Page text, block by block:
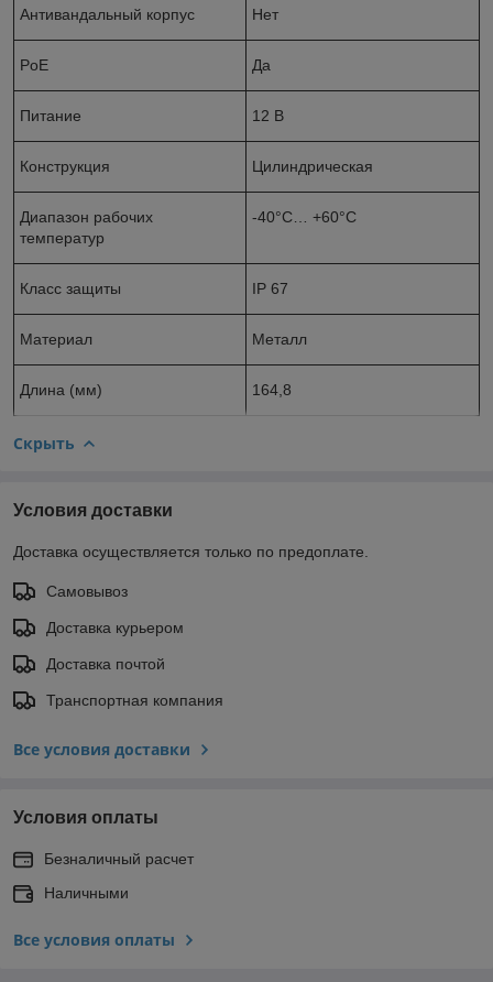
Антивандальный корпус Нет
PoE Да
Питание 12 B
Конструкция Цилиндрическая
Диапазон рабочих
температур
-40°С… +60°С
Класс защиты IP 67
Материал Металл
Длина (мм) 164,8
Скрыть
Условия доставки
Доставка осуществляется только по предоплате.
Самовывоз
Доставка курьером
Доставка почтой
Транспортная компания
Все условия доставки
Условия оплаты
Безналичный расчет
Наличными
Все условия оплаты